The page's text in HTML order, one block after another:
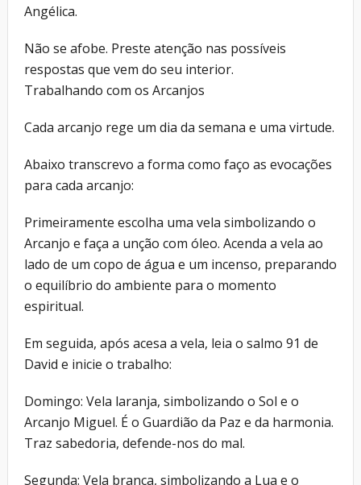
Angélica.
Não se afobe. Preste atenção nas possíveis
respostas que vem do seu interior.
Trabalhando com os Arcanjos
Cada arcanjo rege um dia da semana e uma virtude.
Abaixo transcrevo a forma como faço as evocações
para cada arcanjo:
Primeiramente escolha uma vela simbolizando o
Arcanjo e faça a unção com óleo. Acenda a vela ao
lado de um copo de água e um incenso, preparando
o equilíbrio do ambiente para o momento
espiritual.
Em seguida, após acesa a vela, leia o salmo 91 de
David e inicie o trabalho:
Domingo: Vela laranja, simbolizando o Sol e o
Arcanjo Miguel. É o Guardião da Paz e da harmonia.
Traz sabedoria, defende-nos do mal.
Segunda: Vela branca, simbolizando a Lua e o